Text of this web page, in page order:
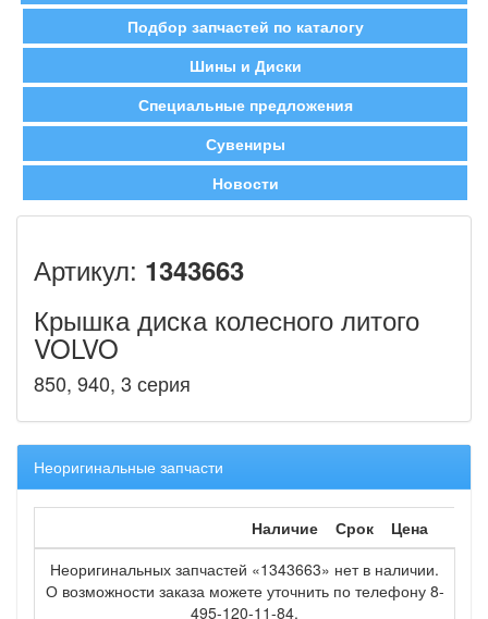
Подбор запчастей по каталогу
Шины и Диски
Специальные предложения
Сувениры
Новости
Артикул: 1343663
Крышка диска колесного литого
VOLVO
850, 940, 3 серия
Неоригинальные запчасти
Наличие Срок
Цена
Неоригинальных запчастей «1343663» нет в наличии.
О возможности заказа можете уточнить по телефону 8-
495-120-11-84.